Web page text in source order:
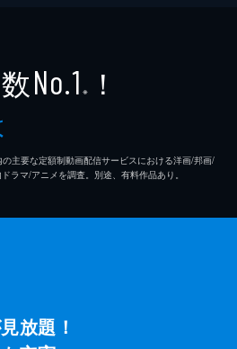
No.1 ※ ！
主要な定額制動画配信サービスにおける洋画/邦画/
ラマ/アニメを調査。別途、有料作品あり。
放題！